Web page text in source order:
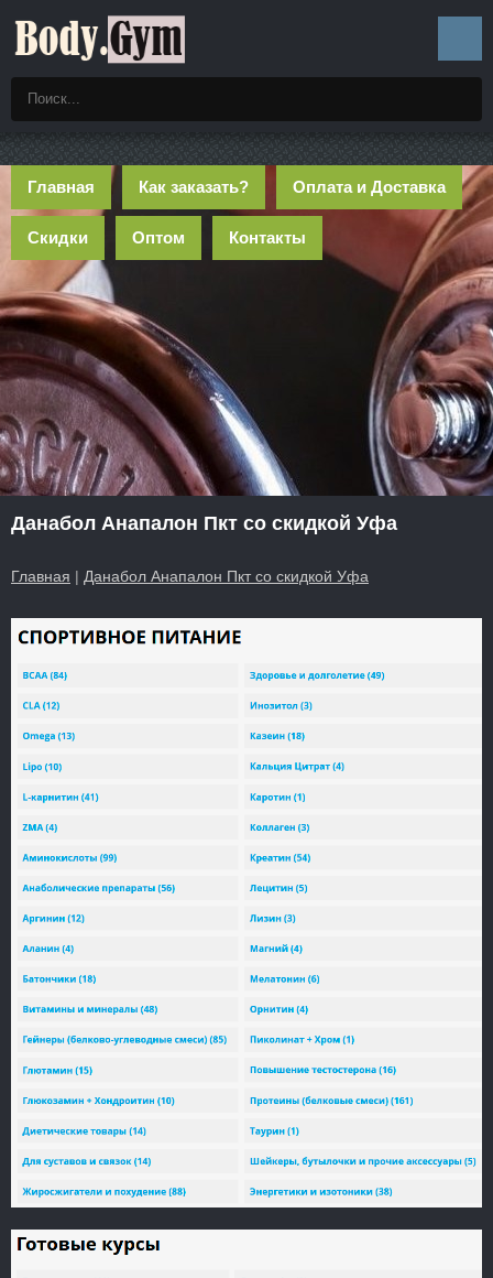
Главная Как заказать? Оплата и Доставка
Скидки Оптом Контакты
Данабол Анапалон Пкт со скидкой Уфа
Главная | Данабол Анапалон Пкт со скидкой Уфа